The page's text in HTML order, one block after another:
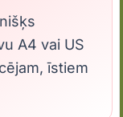
A4 vai US
īstiem